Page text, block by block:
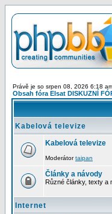
Právě je so srpen 08, 2026 6:18
Obsah fóra Elsat DISKUZNÍ
Kabelová televize
Kabelová televize
Moderátortaipan
Články a návody
Různé články, texty a
Internet